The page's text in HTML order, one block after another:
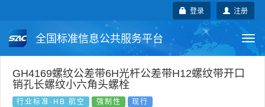
注册
登录
全国标准信息公共服务平台
国家标准 行业标准 地方标准
团体标准 企业标准
GH4169螺纹公差带6H光杆公差带H12螺纹带开口
销孔长螺纹小六角头螺栓
行业标准-HB 航空 强制性 现行